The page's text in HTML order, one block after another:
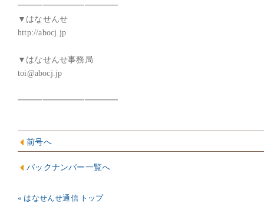
━━━━━━━━━━━━
▼はなせんせ
http://abocj.jp
▼はなせんせ事務局
toi@abocj.jp
前号へ
バックナンバー一覧へ
« はなせんせ通信 トップ